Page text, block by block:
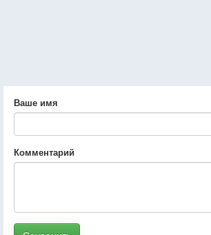
Ваше имя
Комментарий